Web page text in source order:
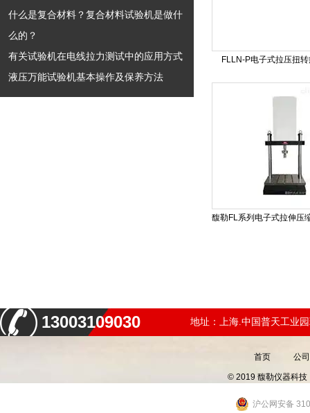
什么是复合材料？复合材料试验机是做什
么的？
有关试验机在电线拉力测试中的应用方式
液压万能试验机基本操作及保养方法
FLLN-P电子式拉压扭
13003109030 地址：上海.中国普天工业
首页 公
© 2019 馥勒仪器科技
沪公网安备